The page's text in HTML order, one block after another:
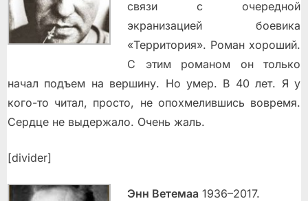
связи с очередной
экранизацией боевика
«Территория». Роман хороший.
С этим романoм он только
начал подъем на вершину. Но умер. В 40 лет. Я у
кого-то читал, просто, не опохмелившись вовремя.
Сердце не выдержало. Очень жаль.
[divider]
Энн Ветемаа 1936–2017.